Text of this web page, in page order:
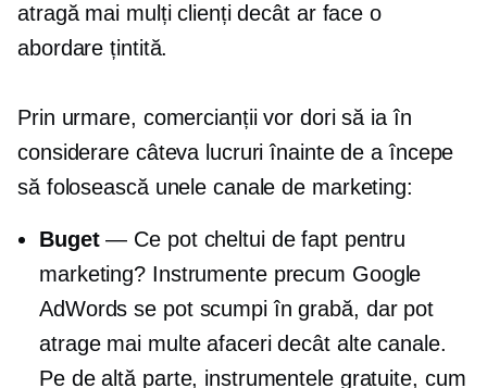
atragă mai mulți clienți decât ar face o
abordare țintită.
Prin urmare, comercianții vor dori să ia în
considerare câteva lucruri înainte de a începe
să folosească unele canale de marketing:
Buget— Ce pot cheltui de fapt pentru
marketing? Instrumente precum Google
AdWords se pot scumpi în grabă, dar pot
atrage mai multe afaceri decât alte canale.
Pe de altă parte, instrumentele gratuite, cum